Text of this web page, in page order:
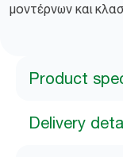
μοντέρνων και
Product
Delivery